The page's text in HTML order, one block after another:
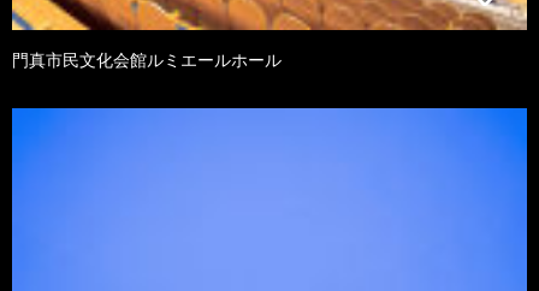
門真市民文化会館ルミエールホール